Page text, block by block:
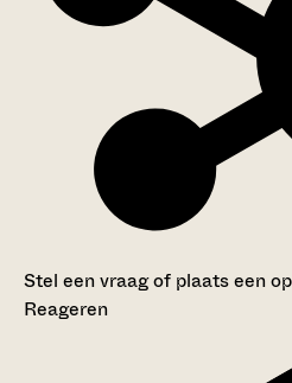
Stel een vraag of plaats een
Reageren